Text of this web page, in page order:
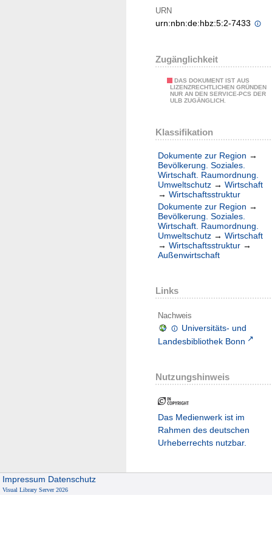
URN
urn:nbn:de:hbz:5:2-7433
Zugänglichkeit
DAS DOKUMENT IST AUS
LIZENZRECHTLICHEN GRÜNDEN
NUR AN DEN SERVICE-PCS DER
ULB ZUGÄNGLICH.
Klassifikation
Dokumente zur Region →
Bevölkerung. Soziales.
Wirtschaft. Raumordnung.
Umweltschutz → Wirtschaft
→ Wirtschaftsstruktur
Dokumente zur Region →
Bevölkerung. Soziales.
Wirtschaft. Raumordnung.
Umweltschutz → Wirtschaft
→ Wirtschaftsstruktur →
Außenwirtschaft
Links
Nachweis
Universitäts- und
Landesbibliothek Bonn
Nutzungshinweis
Das Medienwerk ist im
Rahmen des deutschen
Urheberrechts nutzbar.
Impressum Datenschutz
Visual Library Server 2026